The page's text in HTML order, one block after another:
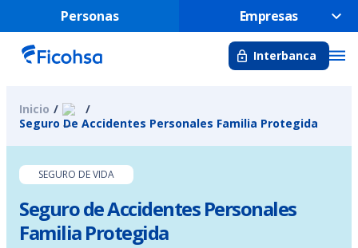
Personas Empresas
Interbanca
Inicio
Seguro De Accidentes Personales Familia Protegida
SEGURO DE VIDA
Seguro de Accidentes Personales
Familia Protegida